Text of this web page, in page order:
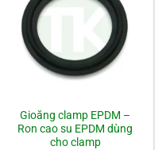
Gioăng clamp EPDM –
Ron cao su EPDM dùng
cho clamp